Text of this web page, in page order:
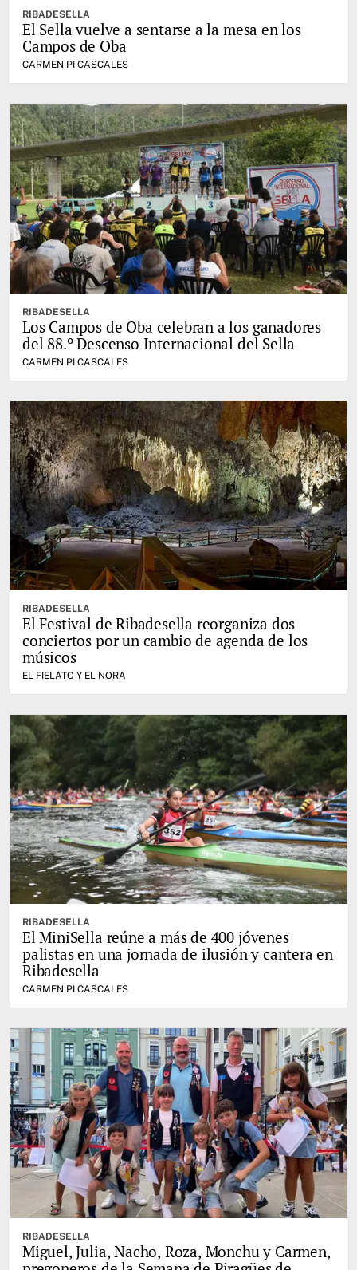
RIBADESELLA
El Sella vuelve a sentarse a la mesa en los
Campos de Oba
CARMEN PI CASCALES
RIBADESELLA
Los Campos de Oba celebran a los ganadores
del 88.º Descenso Internacional del Sella
CARMEN PI CASCALES
RIBADESELLA
El Festival de Ribadesella reorganiza dos
conciertos por un cambio de agenda de los
músicos
EL FIELATO Y EL NORA
RIBADESELLA
El MiniSella reúne a más de 400 jóvenes
palistas en una jornada de ilusión y cantera en
Ribadesella
CARMEN PI CASCALES
RIBADESELLA
Miguel, Julia, Nacho, Roza, Monchu y Carmen,